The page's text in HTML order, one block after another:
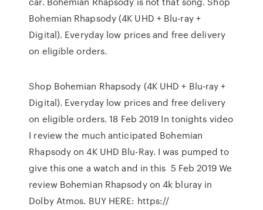
Bohemian Rhapsody (4K UHD + Blu-ray +
Digital). Everyday low prices and free delivery
on eligible orders.
Shop Bohemian Rhapsody (4K UHD + Blu-ray +
Digital). Everyday low prices and free delivery
on eligible orders. 18 Feb 2019 In tonights video
I review the much anticipated Bohemian
Rhapsody on 4K UHD Blu-Ray. I was pumped to
give this one a watch and in this 5 Feb 2019 We
review Bohemian Rhapsody on 4k bluray in
Dolby Atmos. BUY HERE: https://